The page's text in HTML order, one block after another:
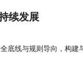
续发展
底线与规则导向，构建